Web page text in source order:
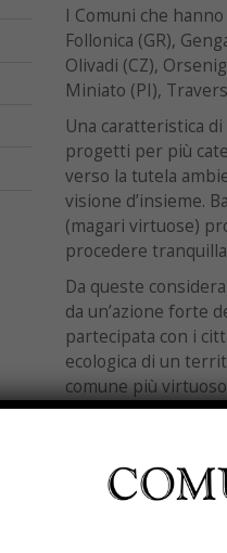
I Comuni che
Follonica (GR),
Olivadi (CZ),
Miniato (PI),
Una caratteristica
progetti per più
verso la tutela
visione d’insieme.
(magari virtuose)
procedere
Da queste
da un’azione forte
partecipata con i
ecologica di un
comune più
per quell’ente
Nella categoria
Avigliana(TO), gli
con progettualità
territorio